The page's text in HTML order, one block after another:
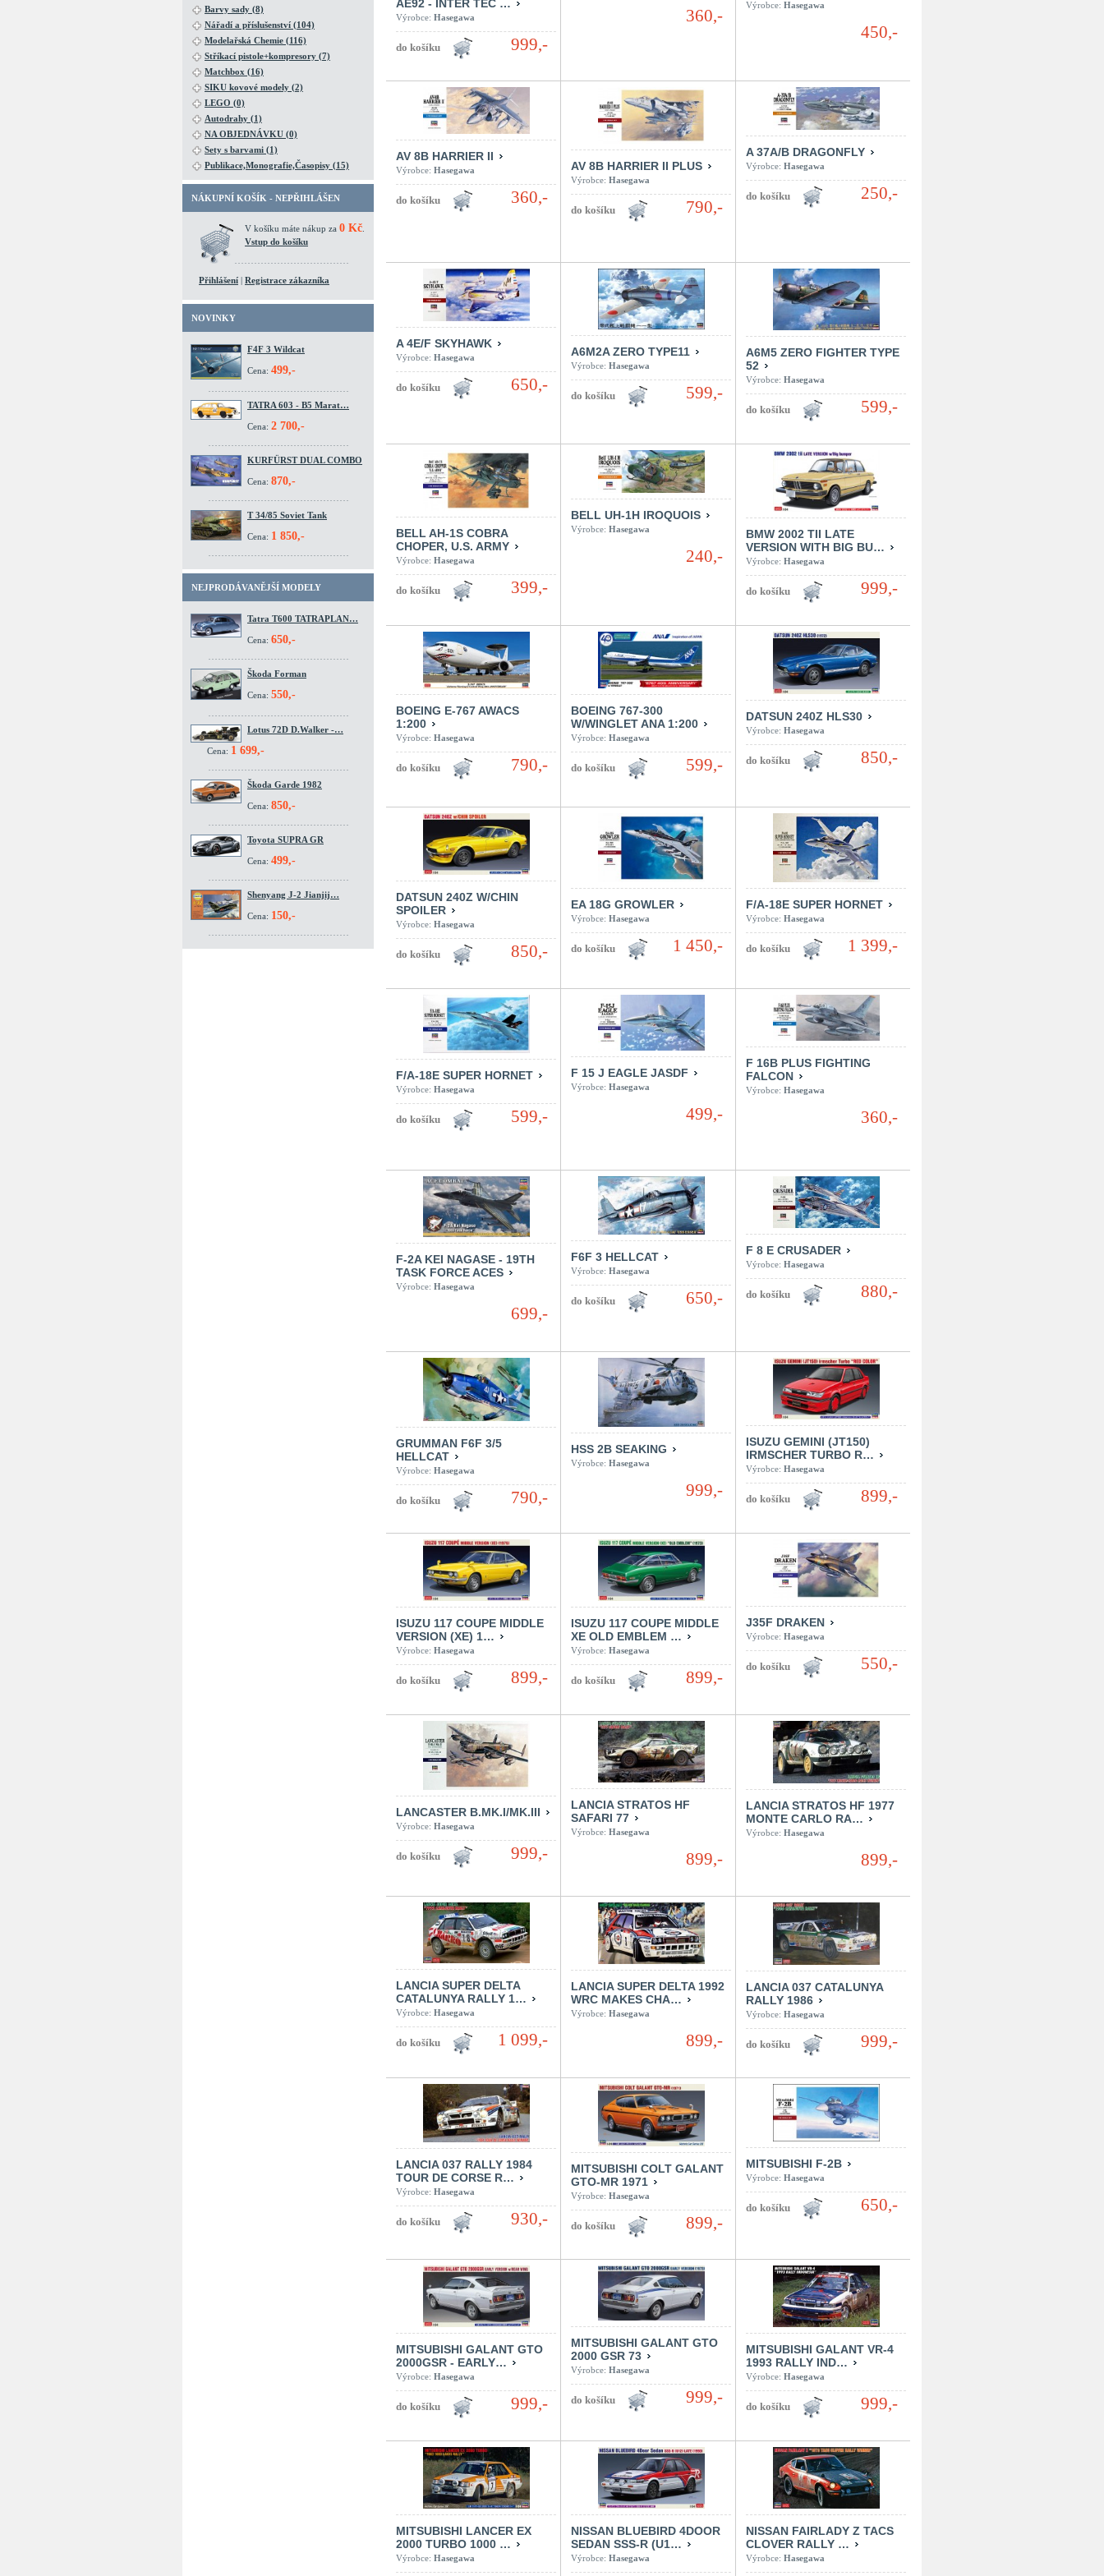
Barvy sady (8)
Nářadí a příslušenství (104)
Modelařská Chemie (116)
Stříkací pistole+kompresory (7)
Matchbox (16)
SIKU kovové modely (2)
LEGO (0)
Autodrahy (1)
NA OBJEDNÁVKU (0)
Sety s barvami (1)
Publikace,Monografie,Časopisy (15)
NÁKUPNÍ KOŠÍK - NEPŘIHLÁŠEN
V košíku máte nákup za 0 Kč
Vstup do košíku
Přihlášení | Registrace zákazníka
NOVINKY
F4F 3 Wildcat
Cena: 499,-
TATRA 603 - B5 Marat…
Cena: 2 700,-
KURFÜRST DUAL COMBO
Cena: 870,-
T 34/85 Soviet Tank
Cena: 1 850,-
NEJPRODÁVANĚJŠÍ MODELY
Tatra T600 TATRAPLAN…
Cena: 650,-
Škoda Forman
Cena: 550,-
Lotus 72D D.Walker -…
Cena: 1 699,-
Škoda Garde 1982
Cena: 850,-
Toyota SUPRA GR
Cena: 499,-
Shenyang J-2 Jianjij…
Cena: 150,-
AE92 - INTER TEC …
Výrobce: Hasegawa
999,-
360,-
Výrobce: Hasegawa
450,-
AV 8B HARRIER II
Výrobce: Hasegawa
360,-
AV 8B HARRIER II PLUS
Výrobce: Hasegawa
790,-
A 37A/B DRAGONFLY
Výrobce: Hasegawa
250,-
A 4E/F SKYHAWK
Výrobce: Hasegawa
650,-
A6M2A ZERO TYPE11
Výrobce: Hasegawa
599,-
A6M5 ZERO FIGHTER TYPE
52
Výrobce: Hasegawa
599,-
BELL AH-1S COBRA
CHOPER, U.S. ARMY
Výrobce: Hasegawa
399,-
BELL UH-1H IROQUOIS
Výrobce: Hasegawa
240,-
BMW 2002 TII LATE
VERSION WITH BIG BU…
Výrobce: Hasegawa
999,-
BOEING E-767 AWACS
1:200
Výrobce: Hasegawa
790,-
BOEING 767-300
W/WINGLET ANA 1:200
Výrobce: Hasegawa
599,-
DATSUN 240Z HLS30
Výrobce: Hasegawa
850,-
DATSUN 240Z W/CHIN
SPOILER
Výrobce: Hasegawa
850,-
EA 18G GROWLER
Výrobce: Hasegawa
1 450,-
F/A-18E SUPER HORNET
Výrobce: Hasegawa
1 399,-
F/A-18E SUPER HORNET
Výrobce: Hasegawa
599,-
F 15 J EAGLE JASDF
Výrobce: Hasegawa
499,-
F 16B PLUS FIGHTING
FALCON
Výrobce: Hasegawa
360,-
F-2A KEI NAGASE - 19TH
TASK FORCE ACES
Výrobce: Hasegawa
699,-
F6F 3 HELLCAT
Výrobce: Hasegawa
650,-
F 8 E CRUSADER
Výrobce: Hasegawa
880,-
GRUMMAN F6F 3/5
HELLCAT
Výrobce: Hasegawa
790,-
HSS 2B SEAKING
Výrobce: Hasegawa
999,-
ISUZU GEMINI (JT150)
IRMSCHER TURBO R…
Výrobce: Hasegawa
899,-
ISUZU 117 COUPE MIDDLE
VERSION (XE) 1…
Výrobce: Hasegawa
899,-
ISUZU 117 COUPE MIDDLE
XE OLD EMBLEM …
Výrobce: Hasegawa
899,-
J35F DRAKEN
Výrobce: Hasegawa
550,-
LANCASTER B.MK.I/MK.III
Výrobce: Hasegawa
999,-
LANCIA STRATOS HF
SAFARI 77
Výrobce: Hasegawa
899,-
LANCIA STRATOS HF 1977
MONTE CARLO RA…
Výrobce: Hasegawa
899,-
LANCIA SUPER DELTA
CATALUNYA RALLY 1…
Výrobce: Hasegawa
1 099,-
LANCIA SUPER DELTA 1992
WRC MAKES CHA…
Výrobce: Hasegawa
899,-
LANCIA 037 CATALUNYA
RALLY 1986
Výrobce: Hasegawa
999,-
LANCIA 037 RALLY 1984
TOUR DE CORSE R…
Výrobce: Hasegawa
930,-
MITSUBISHI COLT GALANT
GTO-MR 1971
Výrobce: Hasegawa
899,-
MITSUBISHI F-2B
Výrobce: Hasegawa
650,-
MITSUBISHI GALANT GTO
2000GSR - EARLY…
Výrobce: Hasegawa
999,-
MITSUBISHI GALANT GTO
2000 GSR 73
Výrobce: Hasegawa
999,-
MITSUBISHI GALANT VR-4
1993 RALLY IND…
Výrobce: Hasegawa
999,-
MITSUBISHI LANCER EX
2000 TURBO 1000 …
Výrobce: Hasegawa
NISSAN BLUEBIRD 4DOOR
SEDAN SSS-R (U1…
Výrobce: Hasegawa
NISSAN FAIRLADY Z TACS
CLOVER RALLY …
Výrobce: Hasegawa